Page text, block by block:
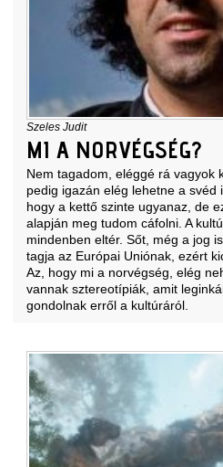
Szeles Judit
MI A NORVÉGSÉG?
Nem tagadom, eléggé rá vagyok
pedig igazán elég lehetne a svéd
hogy a kettő szinte ugyanaz, de
alapján meg tudom cáfolni. A
mindenben eltér. Sőt, még a jog
tagja az Európai Uniónak, ezért
Az, hogy mi a norvégség, elég
vannak sztereotípiák, amit
gondolnak erről a kultúráról.